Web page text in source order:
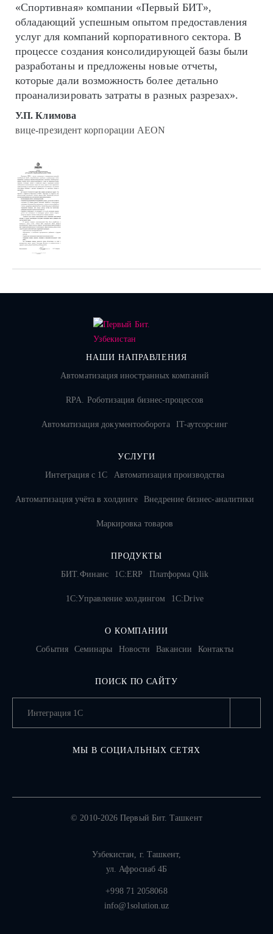
«Спортивная» компании «Первый БИТ»,
обладающий успешным опытом предоставления
услуг для компаний корпоративного сектора. В
процессе создания консолидирующей базы были
разработаны и предложены новые отчеты,
которые дали возможность более детально
проанализировать затраты в разных разрезах».
У.П. Климова
вице-президент корпорации AEON
НАШИ НАПРАВЛЕНИЯ
Автоматизация иностранных компаний
RPA. Роботизация бизнес-процессов
Автоматизация документооборота IT-аутсорсинг
УСЛУГИ
Интеграция с 1С
Автоматизация производства
Автоматизация учёта в холдинге Внедрение бизнес-аналитики
Маркировка товаров
ПРОДУКТЫ
БИТ.Финанс
1С:ERP Платформа Qlik
1С:Управление холдингом 1C:Drive
О КОМПАНИИ
События
Семинары Новости Вакансии Контакты
ПОИСК ПО САЙТУ
МЫ В СОЦИАЛЬНЫХ СЕТЯХ
© 2010-2026 Первый Бит. Ташкент
Узбекистан, г. Ташкент,
ул. Афросиаб 4Б
+998 71 2058068
info@1solution.uz